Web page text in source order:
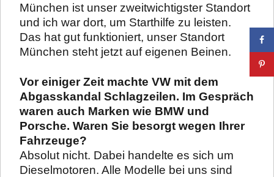
München ist unser zweitwichtigster Standort
und ich war dort, um Starthilfe zu leisten.
Das hat gut funktioniert, unser Standort
München steht jetzt auf eigenen Beinen.
Vor einiger Zeit machte VW mit dem
Abgasskandal Schlagzeilen. Im Gespräch
waren auch Marken wie BMW und
Porsche. Waren Sie besorgt wegen Ihrer
Fahrzeuge?
Absolut nicht. Dabei handelte es sich um
Dieselmotoren. Alle Modelle bei uns sind